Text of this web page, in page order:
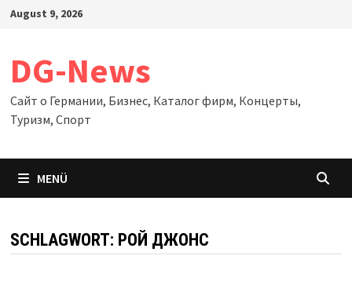
Zum
August 9, 2026
DG-News
Сайт о Германии, Бизнес, Каталог фирм, Концерты,
Туризм, Спорт
MENÜ
SCHLAGWORT: РОЙ ДЖОНС